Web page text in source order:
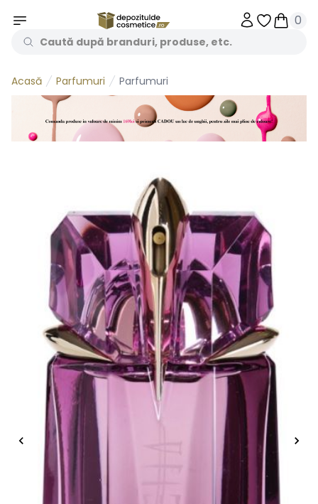
Obiecte
0
Acasă Parfumuri Parfumuri